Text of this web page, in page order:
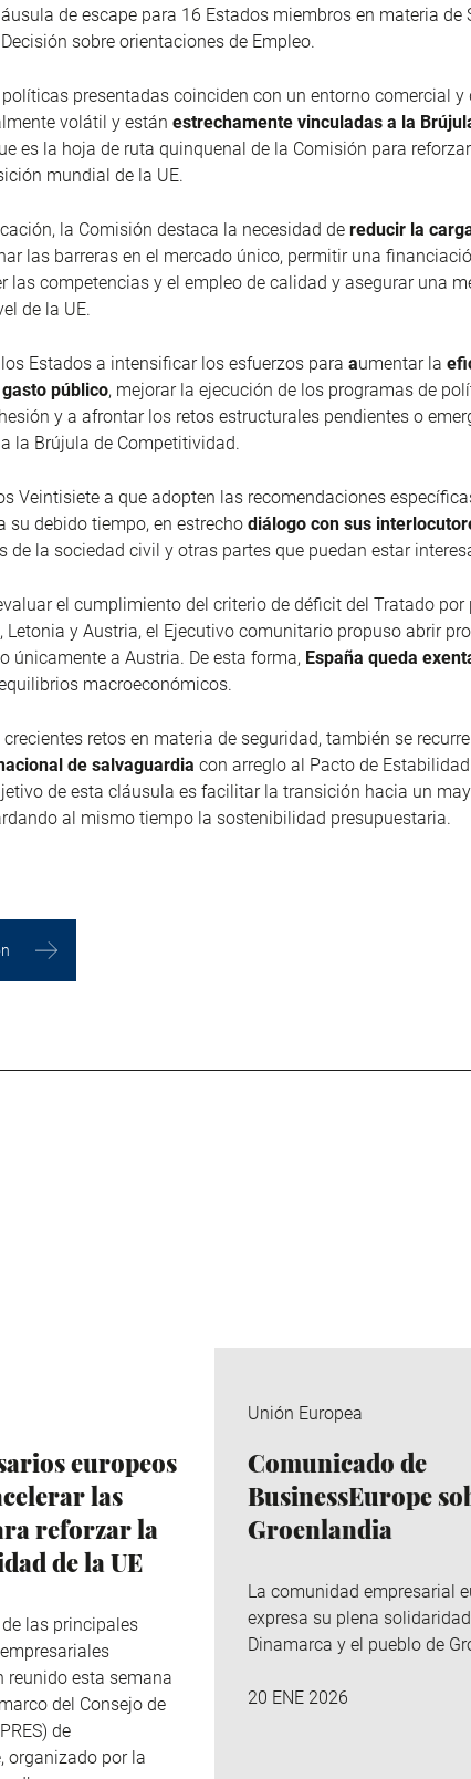
de escape para 16 Estados miembros en materia de
sobre orientaciones de Empleo.
presentadas coinciden con un entorno comercial y
volátil y están estrechamente vinculadas a la
es la hoja de ruta quinquenal de la Comisión para
mundial de la UE.
la Comisión destaca la necesidad de reducir la
las barreras en el mercado único, permitir una
las competencias y el empleo de calidad y asegurar una
de la UE.
Estados a intensificar los esfuerzos para aumentar la
público, mejorar la ejecución de los programas de
y a afrontar los retos estructurales pendientes o
la Brújula de Competitividad.
Veintisiete a que adopten las recomendaciones
su debido tiempo, en estrecho diálogo con sus
de la sociedad civil y otras partes que puedan estar
el cumplimiento del criterio de déficit del Tratado por
Letonia y Austria, el Ejecutivo comunitario propuso abrir
únicamente a Austria. De esta forma, España queda
macroeconómicos.
retos en materia de seguridad, también se
de salvaguardia con arreglo al Pacto de
de esta cláusula es facilitar la transición hacia un
al mismo tiempo la sostenibilidad presupuestaria.
europeos
las
reforzar la
de la UE
las principales
reunido esta semana
del Consejo de
de
organizado por la
Unión Europea
Comunicado de
BusinessEurope
Groenlandia
La comunidad empresarial
expresa su plena
Dinamarca y el pueblo de
20 ENE 2026